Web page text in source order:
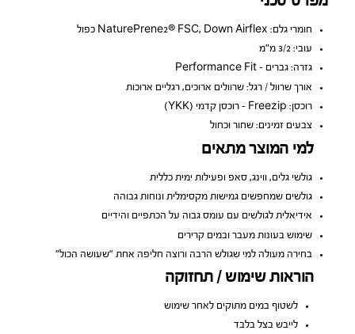
חומרי גלם: NaturePrene2® FSC, Down Airflex כפול
עובי: 3/2 מ״מ
גזרה: גברים – Performance Fit
אורך שרוול / רגל: שרוולים ארוכים, רגליים ארוכות
רוכסן: Freezip – רוכסן קדמי (YKK)
צבעים זמינים: שחור וכחול
למי המוצר מתאים
גולשי גלים, ווינג, סאפ ופעילות ימית כללית
גולשים שמחפשים גמישות מקסימלית ונוחות גבוהה
אידיאלית לגולשים עם עומס גבוה על הכתפיים והידיים
שימוש בעונות מעבר ובמים קרירים
בחירה מעולה למי שגולש הרבה ורוצה חליפה אחת “שעושה הכול”
הוראות שימוש / תחזוקה
לשטוף במים מתוקים לאחר שימוש
לייבש בצל בלבד